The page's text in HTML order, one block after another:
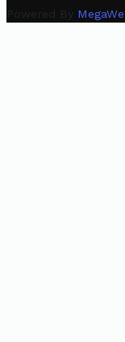
Powered By